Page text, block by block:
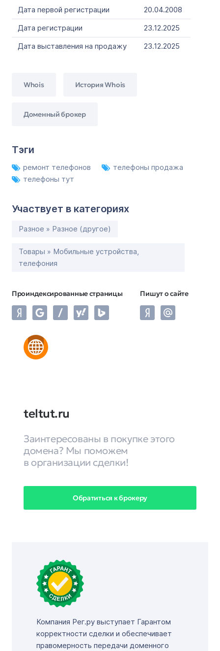
Дата первой регистрации
20.04.2008
Дата регистрации
23.12.2025
Дата выставления на продажу
23.12.2025
Whois История Whois
Доменный брокер
Тэги
ремонт телефонов
телефоны продажа
телефоны тут
Участвует в категориях
Разное » Разное (другое)
Товары » Мобильные устройства,
телефония
Проиндексированные страницы Пишут о сайте
teltut.ru
Заинтересованы в покупке этого
домена? Мы поможем
в организации сделки!
Обратиться к брокеру
Компания Рег.ру выступает Гарантом
корректности сделки и обеспечивает
правомерность передачи доменного